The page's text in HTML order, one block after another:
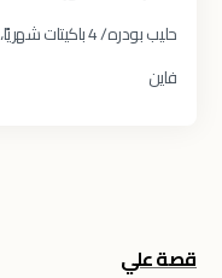
حليب بودره/ 4 باكيتات شهريًا، وزن 800 غم للباكيت
فاين
قصة علي